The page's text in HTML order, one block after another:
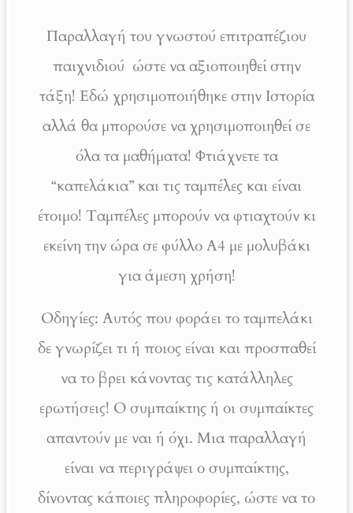
Παραλλαγή του γνωστού επιτραπέζιου
παιχνιδιού ώστε να αξιοποιηθεί στην
τάξη! Εδώ χρησιμοποιήθηκε στην Ιστορία
αλλά θα μπορούσε να χρησιμοποιηθεί σε
όλα τα μαθήματα! Φτιάχνετε τα
“καπελάκια” και τις ταμπέλες και είναι
έτοιμο! Ταμπέλες μπορούν να φτιαχτούν κι
εκείνη την ώρα σε φύλλο Α4 με μολυβάκι
για άμεση χρήση!
Οδηγίες: Αυτός που φοράει το ταμπελάκι
δε γνωρίζει τι ή ποιος είναι και προσπαθεί
να το βρει κάνοντας τις κατάλληλες
ερωτήσεις! Ο συμπαίκτης ή οι συμπαίκτες
απαντούν με ναι ή όχι. Μια παραλλαγή
είναι να περιγράψει ο συμπαίκτης,
δίνοντας κάποιες πληροφορίες, ώστε να το